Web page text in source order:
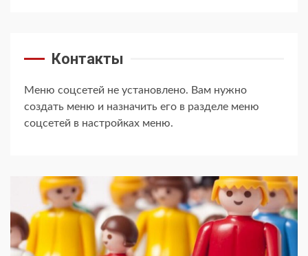
Контакты
Меню соцсетей не установлено. Вам нужно
создать меню и назначить его в разделе меню
соцсетей в настройках меню.